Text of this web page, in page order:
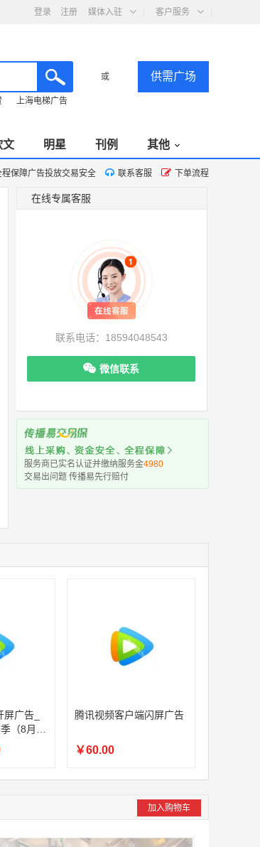
登录 注册 媒体入驻 客户服务
或 供需广场
上海电梯广告
文 明星 刊例 其他
程保障广告投放交易安全 联系客服 下单流程
在线专属客服
联系电话：18594048543
微信联系
服务商已实名认证并缴纳服务金4980
交易出问题 传播易先行赔付
广告_
（8月9
腾讯视频客户端闪屏广告
￥60.00
加入购物车